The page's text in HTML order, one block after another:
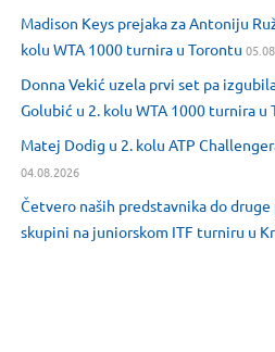
Madison Keys prejaka za Antoniju
kolu WTA 1000 turnira u Torontu
Donna Vekić uzela prvi set pa
Golubić u 2. kolu WTA 1000 turnira u
Matej Dodig u 2. kolu ATP
04.08.2026
Četvero naših predstavnika do druge
skupini na juniorskom ITF turniru u